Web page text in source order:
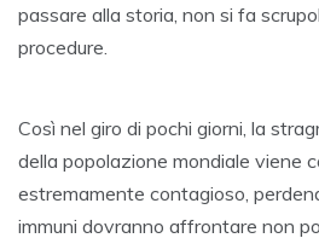
passare alla storia, non si fa
procedure.
Così nel giro di pochi giorni, la
della popolazione mondiale viene
estremamente contagioso,
immuni dovranno affrontare non